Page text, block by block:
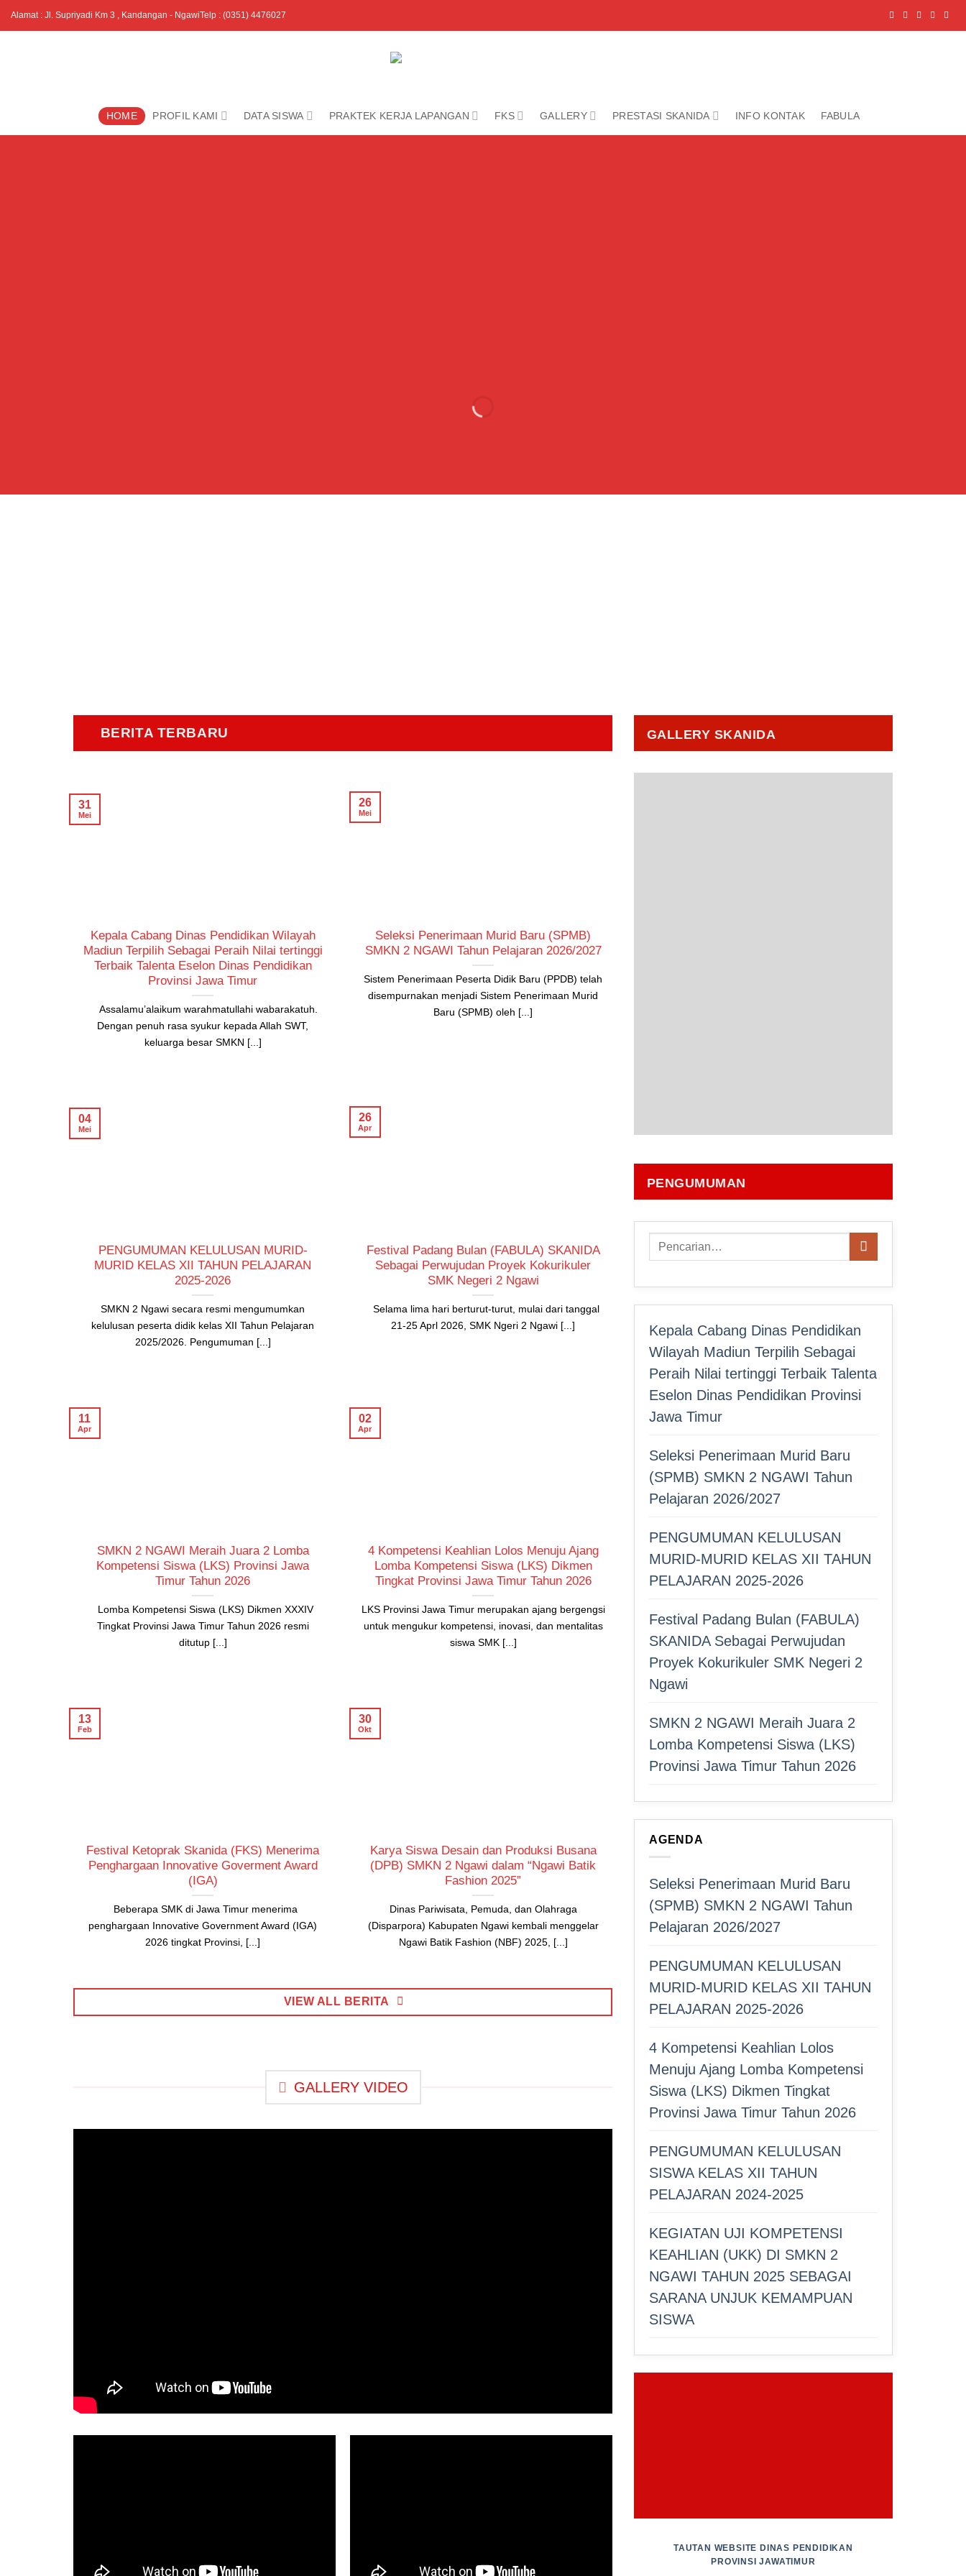
Alamat : Jl. Supriyadi Km 3 , Kandangan - NgawiTelp : (0351) 4476027
HOME PROFIL KAMI DATA SISWA PRAKTEK KERJA LAPANGAN FKS GALLERY PRESTASI SKANIDA INFO KONTAK FABULA
BERITA TERBARU
Kepala Cabang Dinas Pendidikan Wilayah
Madiun Terpilih Sebagai Peraih Nilai tertinggi
Terbaik Talenta Eselon Dinas Pendidikan
Provinsi Jawa Timur
Assalamu’alaikum warahmatullahi wabarakatuh.
Dengan penuh rasa syukur kepada Allah SWT,
keluarga besar SMKN [...]
31
Mei
Seleksi Penerimaan Murid Baru (SPMB)
SMKN 2 NGAWI Tahun Pelajaran 2026/2027
Sistem Penerimaan Peserta Didik Baru (PPDB) telah
disempurnakan menjadi Sistem Penerimaan Murid
Baru (SPMB) oleh [...]
26
Mei
PENGUMUMAN KELULUSAN MURID-
MURID KELAS XII TAHUN PELAJARAN
2025-2026
SMKN 2 Ngawi secara resmi mengumumkan
kelulusan peserta didik kelas XII Tahun Pelajaran
2025/2026. Pengumuman [...]
04
Mei
Festival Padang Bulan (FABULA) SKANIDA
Sebagai Perwujudan Proyek Kokurikuler
SMK Negeri 2 Ngawi
Selama lima hari berturut-turut, mulai dari tanggal
21-25 Aprl 2026, SMK Ngeri 2 Ngawi [...]
26
Apr
SMKN 2 NGAWI Meraih Juara 2 Lomba
Kompetensi Siswa (LKS) Provinsi Jawa
Timur Tahun 2026
Lomba Kompetensi Siswa (LKS) Dikmen XXXIV
Tingkat Provinsi Jawa Timur Tahun 2026 resmi
ditutup [...]
11
Apr
4 Kompetensi Keahlian Lolos Menuju Ajang
Lomba Kompetensi Siswa (LKS) Dikmen
Tingkat Provinsi Jawa Timur Tahun 2026
LKS Provinsi Jawa Timur merupakan ajang bergengsi
untuk mengukur kompetensi, inovasi, dan mentalitas
siswa SMK [...]
02
Apr
Festival Ketoprak Skanida (FKS) Menerima
Penghargaan Innovative Goverment Award
(IGA)
Beberapa SMK di Jawa Timur menerima
penghargaan Innovative Government Award (IGA)
2026 tingkat Provinsi, [...]
13
Feb
Karya Siswa Desain dan Produksi Busana
(DPB) SMKN 2 Ngawi dalam “Ngawi Batik
Fashion 2025”
Dinas Pariwisata, Pemuda, dan Olahraga
(Disparpora) Kabupaten Ngawi kembali menggelar
Ngawi Batik Fashion (NBF) 2025, [...]
30
Okt
VIEW ALL BERITA
GALLERY VIDEO
GALLERY SKANIDA
PENGUMUMAN
Kepala Cabang Dinas Pendidikan
Wilayah Madiun Terpilih Sebagai
Peraih Nilai tertinggi Terbaik Talenta
Eselon Dinas Pendidikan Provinsi
Jawa Timur
Seleksi Penerimaan Murid Baru
(SPMB) SMKN 2 NGAWI Tahun
Pelajaran 2026/2027
PENGUMUMAN KELULUSAN
MURID-MURID KELAS XII TAHUN
PELAJARAN 2025-2026
Festival Padang Bulan (FABULA)
SKANIDA Sebagai Perwujudan
Proyek Kokurikuler SMK Negeri 2
Ngawi
SMKN 2 NGAWI Meraih Juara 2
Lomba Kompetensi Siswa (LKS)
Provinsi Jawa Timur Tahun 2026
AGENDA
Seleksi Penerimaan Murid Baru
(SPMB) SMKN 2 NGAWI Tahun
Pelajaran 2026/2027
PENGUMUMAN KELULUSAN
MURID-MURID KELAS XII TAHUN
PELAJARAN 2025-2026
4 Kompetensi Keahlian Lolos
Menuju Ajang Lomba Kompetensi
Siswa (LKS) Dikmen Tingkat
Provinsi Jawa Timur Tahun 2026
PENGUMUMAN KELULUSAN
SISWA KELAS XII TAHUN
PELAJARAN 2024-2025
KEGIATAN UJI KOMPETENSI
KEAHLIAN (UKK) DI SMKN 2
NGAWI TAHUN 2025 SEBAGAI
SARANA UNJUK KEMAMPUAN
SISWA
TAUTAN WEBSITEDINAS PENDIDIKAN
PROVINSI JAWATIMUR